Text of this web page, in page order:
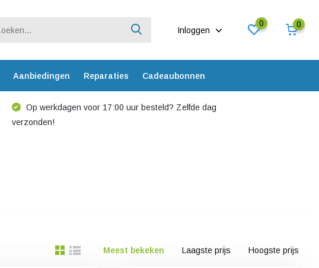
Inloggen
0 0
Aanbiedingen Reparaties Cadeaubonnen
Op werkdagen voor 17:00 uur besteld? Zelfde dag
verzonden!
Meest bekeken Laagste prijs Hoogste prijs